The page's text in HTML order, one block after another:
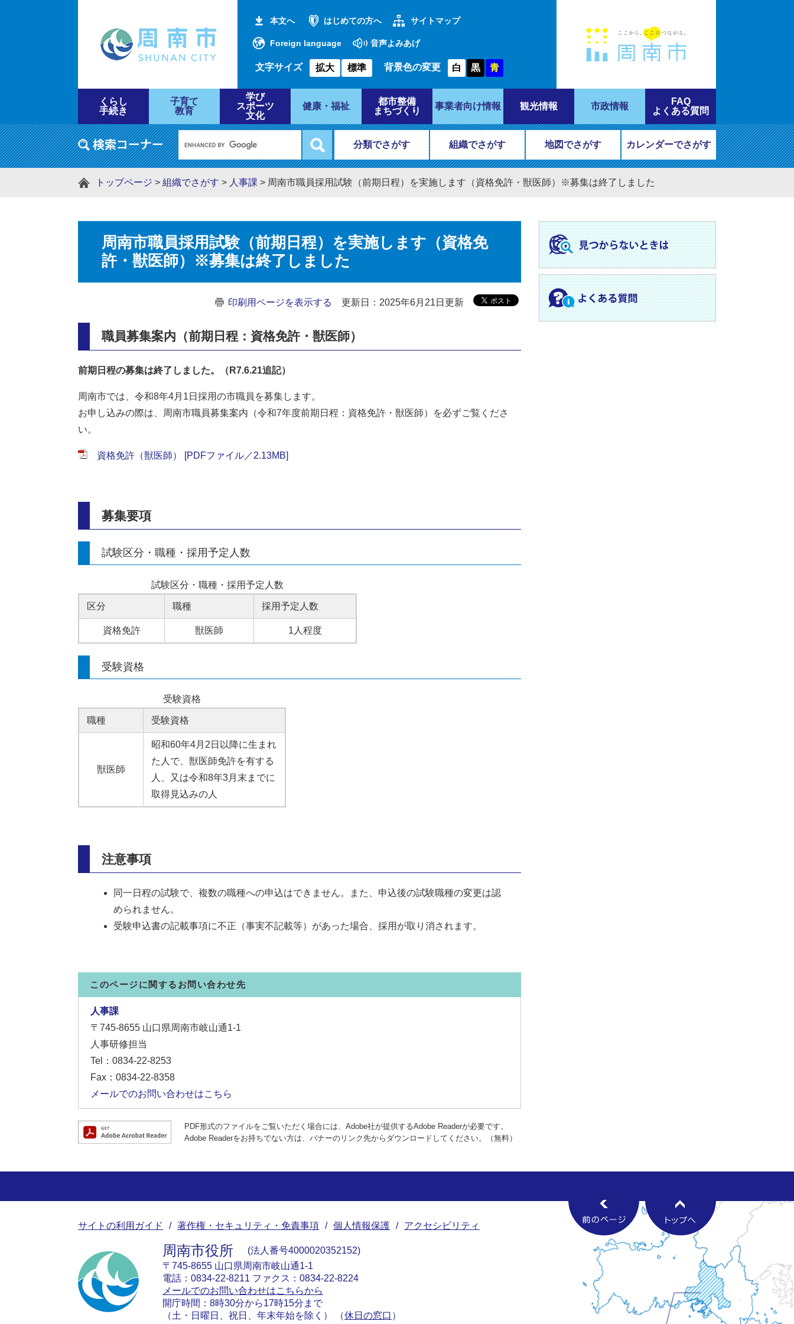
本文へ はじめての方へ サイトマップ
Foreign language 音声よみあげ
文字サイズ 拡大 標準 背景色の変更 白 黒 青
くらし
手続き
子育て
教育
学び
スポーツ
文化
健康・福祉
都市整備
まちづくり
事業者向け情報 観光情報 市政情報
FAQ
よくある質問
分類でさがす 組織でさがす 地図でさがす カレンダーでさがす
トップページ > 組織でさがす > 人事課 > 周南市職員採用試験（前期日程）を実施します（資格免許・獣医師）※募集は終了しました
周南市職員採用試験（前期日程）を実施します（資格免
許・獣医師）※募集は終了しました
印刷用ページを表示する 更新日：2025年6月21日更新
職員募集案内（前期日程：資格免許・獣医師）
前期日程の募集は終了しました。（R7.6.21追記）
周南市では、令和8年4月1日採用の市職員を募集します。
お申し込みの際は、周南市職員募集案内（令和7年度前期日程：資格免許・獣医師）を必ずご覧くださ
い。
資格免許（獣医師） [PDFファイル／2.13MB]
募集要項
試験区分・職種・採用予定人数
試験区分・職種・採用予定人数
区分 職種 採用予定人数
資格免許 獣医師 1人程度
受験資格
受験資格
職種 受験資格
獣医師
昭和60年4月2日以降に生まれ
た人で、獣医師免許を有する
人、又は令和8年3月末までに
取得見込みの人
注意事項
同一日程の試験で、複数の職種への申込はできません。また、申込後の試験職種の変更は認
められません。
受験申込書の記載事項に不正（事実不記載等）があった場合、採用が取り消されます。
このページに関するお問い合わせ先
人事課
〒745-8655 山口県周南市岐山通1-1
人事研修担当
Tel：0834-22-8253
Fax：0834-22-8358
メールでのお問い合わせはこちら
PDF形式のファイルをご覧いただく場合には、Adobe社が提供するAdobe Readerが必要です。
Adobe Readerをお持ちでない方は、バナーのリンク先からダウンロードしてください。（無料）
サイトの利用ガイド 著作権・セキュリティ・免責事項 個人情報保護 アクセシビリティ
周南市役所
法人番号4000020352152
〒745-8655 山口県周南市岐山通1-1
電話：0834-22-8211 ファクス：0834-22-8224
メールでのお問い合わせはこちらから
開庁時間：8時30分から17時15分まで
（土・日曜日、祝日、年末年始を除く） （休日の窓口 ）